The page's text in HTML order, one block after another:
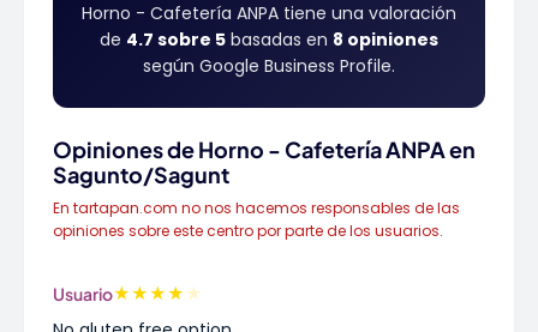
Horno - Cafetería ANPA tiene una valoración
de 4.7 sobre 5 basadas en 8 opiniones
según Google Business Profile.
Opiniones de Horno - Cafetería ANPA en
Sagunto/Sagunt
En tartapan.com no nos hacemos responsables de las
opiniones sobre este centro por parte de los usuarios.
Usuario★★★★ ★